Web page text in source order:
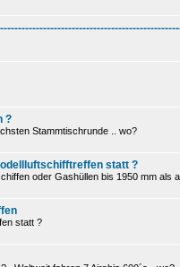
?
Stammtischrunde .. wo?
statt ?
oder Gashüllen bis 1950 mm als
statt ?